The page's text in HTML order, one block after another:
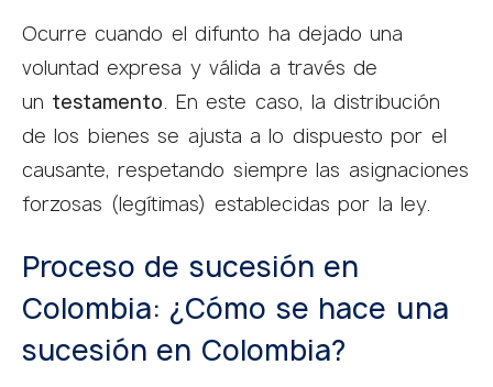
Ocurre cuando el difunto ha dejado una
voluntad expresa y válida a través de
un testamento . En este caso, la distribución
de los bienes se ajusta a lo dispuesto por el
causante, respetando siempre las asignaciones
forzosas (legítimas) establecidas por la ley.
Proceso de sucesión en
Colombia: ¿Cómo se hace una
sucesión en Colombia?